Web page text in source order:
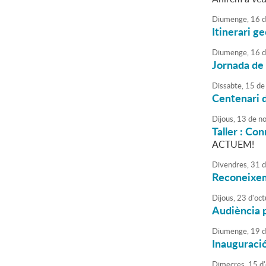
Diumenge, 16
Itinerari
Diumenge, 16
Jornada
Dissabte, 15 de
Centenari
Dijous, 13 de
Taller :
ACTUEM!
Divendres,31
Dijous,23 d'
Audiència
Diumenge, 19